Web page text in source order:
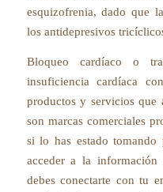
esquizofrenia, dado que
los antidepresivos
Bloqueo cardíaco o
insuficiencia cardíaca
productos y servicios que
son marcas comerciales
si lo has estado tomando
acceder a la información
debes conectarte con tu